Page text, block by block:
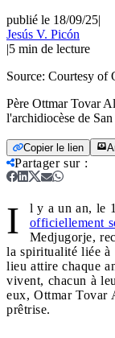
publié le 18/09/25|
Jesús V. Picón
|5 min de lecture
Source: Courtesy of
Père Ottmar Tovar
l'archidiocèse de
Copier le lien
Partager sur:
I l y a un an, le
officiellement
Medjugorje,
la spiritualité liée à
lieu attire chaque
vivent, chacun à
eux, Ottmar Tovar
prêtrise.